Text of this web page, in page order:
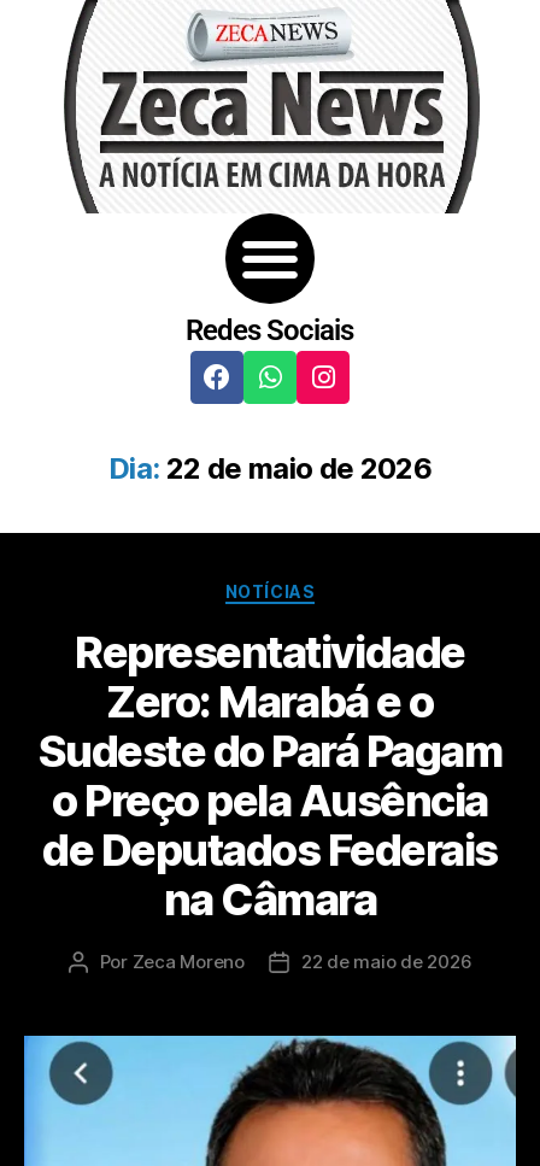
Redes Sociais
Dia: 22 de maio de 2026
NOTÍCIAS
Representatividade
Zero: Marabá e o
Sudeste do Pará Pagam
o Preço pela Ausência
de Deputados Federais
na Câmara
Por Zeca Moreno 22 de maio de 2026